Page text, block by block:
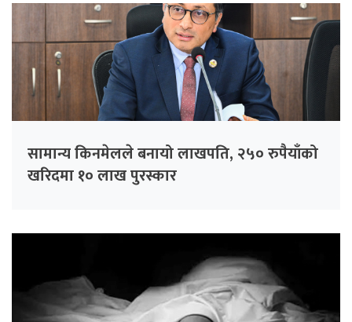
सामान्य किनमेलले बनायो लाखपति, २५० रुपैयाँको
खरिदमा १० लाख पुरस्कार